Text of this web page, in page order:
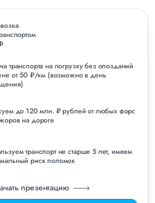
транспорта на погрузку без опозданий
от 50 ₽/км (возможно в день
до 120 млн. ₽ рублей от любых форс
на дороге
транспорт не старше 5 лет, имеем
риск поломок
презентацию